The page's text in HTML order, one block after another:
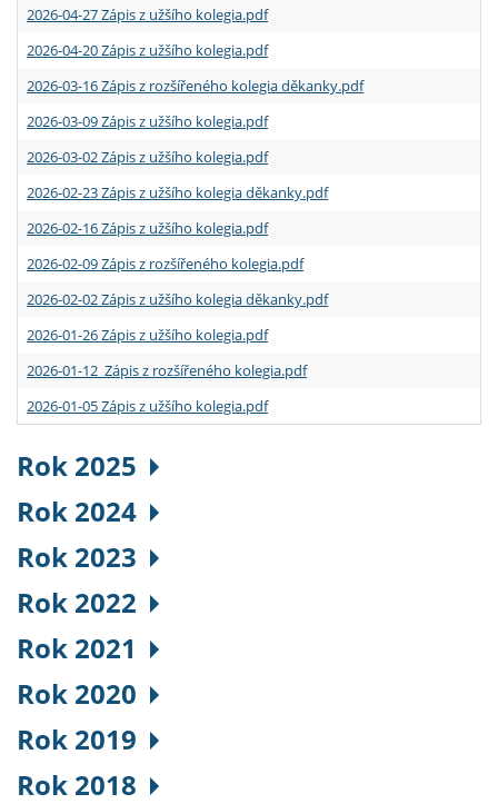
2026-04-27 Zápis z užšího kolegia.pdf
2026-04-20 Zápis z užšího kolegia.pdf
2026-03-16 Zápis z rozšířeného kolegia děkanky.pdf
2026-03-09 Zápis z užšího kolegia.pdf
2026-03-02 Zápis z užšího kolegia.pdf
2026-02-23 Zápis z užšího kolegia děkanky.pdf
2026-02-16 Zápis z užšího kolegia.pdf
2026-02-09 Zápis z rozšířeného kolegia.pdf
2026-02-02 Zápis z užšího kolegia děkanky.pdf
2026-01-26 Zápis z užšího kolegia.pdf
2026-01-12 Zápis z rozšířeného kolegia.pdf
2026-01-05 Zápis z užšího kolegia.pdf
Rok 2025
Rok 2024
Rok 2023
Rok 2022
Rok 2021
Rok 2020
Rok 2019
Rok 2018